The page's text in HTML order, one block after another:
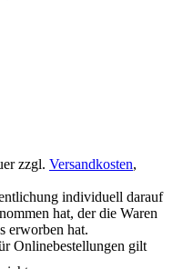
zzgl. Versandkosten,
individuell darauf
hat, der die Waren
erworben hat.
Onlinebestellungen gilt